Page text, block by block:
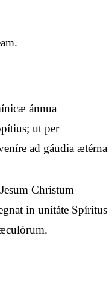
ánnua
ut per
ad gáudia ætérna
Christum
in unitáte Spíritus